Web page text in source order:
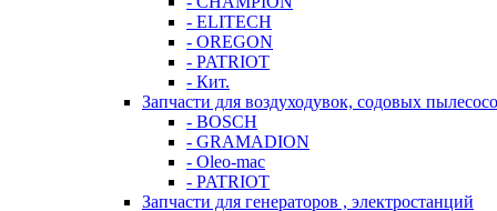
- ELITECH
- OREGON
- PATRIOT
- Кит.
Запчасти для воздуходувок, содовых
- BOSCH
- GRAMADION
- Oleo-mac
- PATRIOT
Запчасти для генераторов , электростанций